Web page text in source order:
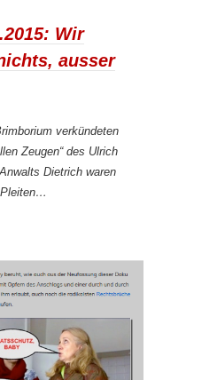
Wir
ausser
verkündeten
Zeugen“ des Ulrich
Dietrich waren